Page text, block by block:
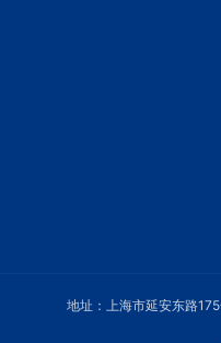
地址：上海市延安东路